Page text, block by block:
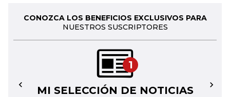
CONOZCA LOS BENEFICIOS EXCLUSIVOS PARA
NUESTROS SUSCRIPTORES
1
MI SELECCIÓN DE NOTICIAS
← →